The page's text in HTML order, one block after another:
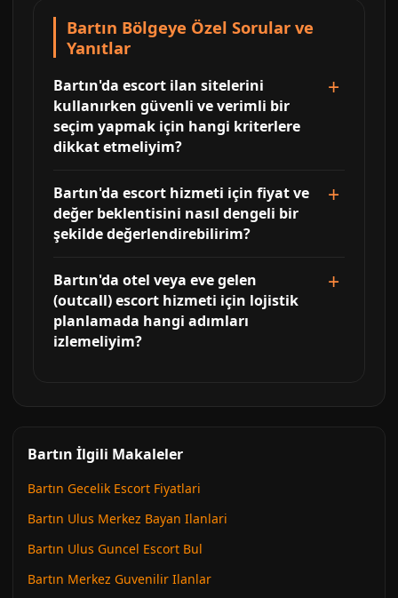
Bartın Bölgeye Özel Sorular ve
Yanıtlar
Bartın'da escort ilan sitelerini
kullanırken güvenli ve verimli bir
seçim yapmak için hangi kriterlere
dikkat etmeliyim?
Bartın'da escort hizmeti için fiyat ve
değer beklentisini nasıl dengeli bir
şekilde değerlendirebilirim?
Bartın'da otel veya eve gelen
(outcall) escort hizmeti için lojistik
planlamada hangi adımları
izlemeliyim?
Bartın İlgili Makaleler
Bartın Gecelik Escort Fiyatlari
Bartın Ulus Merkez Bayan Ilanlari
Bartın Ulus Guncel Escort Bul
Bartın Merkez Guvenilir Ilanlar